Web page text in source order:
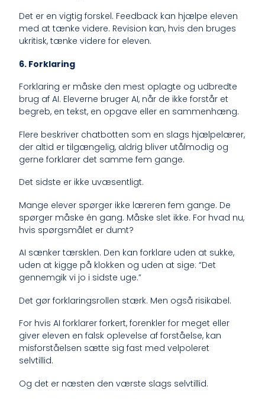
Det er en vigtig forskel. Feedback kan hjælpe eleven
med at tænke videre. Revision kan, hvis den bruges
ukritisk, tænke videre for eleven.
6. Forklaring
Forklaring er måske den mest oplagte og udbredte
brug af AI. Eleverne bruger AI, når de ikke forstår et
begreb, en tekst, en opgave eller en sammenhæng.
Flere beskriver chatbotten som en slags hjælpelærer,
der altid er tilgængelig, aldrig bliver utålmodig og
gerne forklarer det samme fem gange.
Det sidste er ikke uvæsentligt.
Mange elever spørger ikke læreren fem gange. De
spørger måske én gang. Måske slet ikke. For hvad nu,
hvis spørgsmålet er dumt?
AI sænker tærsklen. Den kan forklare uden at sukke,
uden at kigge på klokken og uden at sige: “Det
gennemgik vi jo i sidste uge.”
Det gør forklaringsrollen stærk. Men også risikabel.
For hvis AI forklarer forkert, forenkler for meget eller
giver eleven en falsk oplevelse af forståelse, kan
misforståelsen sætte sig fast med velpoleret
selvtillid.
Og det er næsten den værste slags selvtillid.